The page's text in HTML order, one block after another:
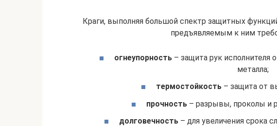
Краги, выполняя большой спектр защитных
предъявляемым к ним
огнеупорность– защита рук исполнителя
металла;
термостойкость – защита от
прочность– разрывы, проколы и
долговечность– для увеличения срока